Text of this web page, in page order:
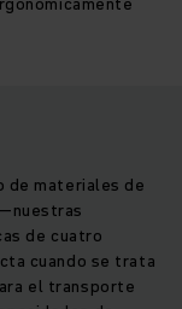
de materiales de
de cuatro
cuando se trata
el transporte